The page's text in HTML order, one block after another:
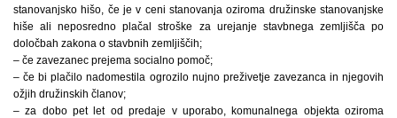
stanovanjsko hišo, če je v ceni stanovanja oziroma družinske stanovanjske
hiše ali neposredno plačal stroške za urejanje stavbnega zemljišča po
določbah zakona o stavbnih zemljiščih;
– če zavezanec prejema socialno pomoč;
– če bi plačilo nadomestila ogrozilo nujno preživetje zavezanca in njegovih
ožjih družinskih članov;
– za dobo pet let od predaje v uporabo, komunalnega objekta oziroma